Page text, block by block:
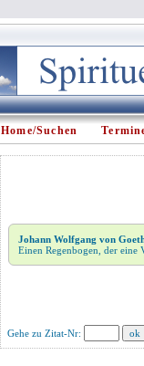
Home/Suchen
Johann Wolfgang von
Einen Regenbogen, der eine
Gehe zu Zitat-Nr: